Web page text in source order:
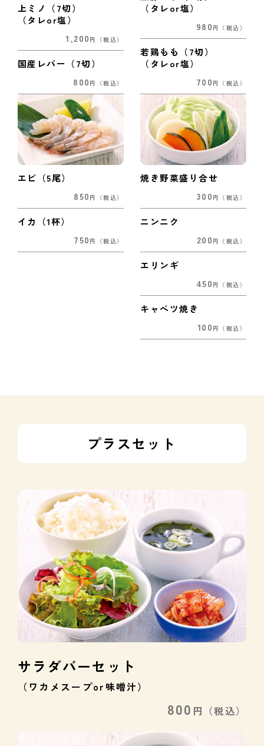
上ミノ（7切）
（タレor塩）
1,200 円 （税込）
国産レバー（7切）
800 円 （税込）
（タレor塩）
980 円 （税込）
若鶏もも（7切）
（タレor塩）
700 円 （税込）
エビ（5尾）
850 円 （税込）
イカ（1杯）
750 円 （税込）
焼き野菜盛り合せ
300 円 （税込）
ニンニク
200 円 （税込）
エリンギ
450 円 （税込）
キャベツ焼き
100 円 （税込）
プラスセット
サラダバーセット
（ワカメスープor味噌汁）
800 円 （税込）